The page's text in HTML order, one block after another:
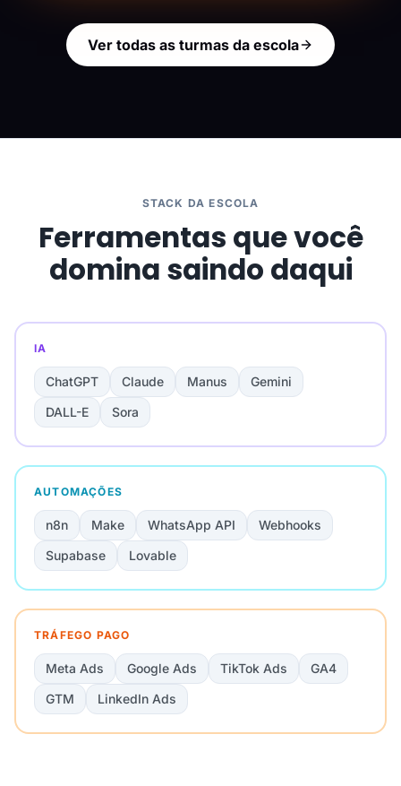
Ver todas as turmas da escola
STACK DA ESCOLA
Ferramentas que você
domina saindo daqui
IA
ChatGPT Claude Manus
Gemini
DALL-E
Sora
AUTOMAÇÕES
n8n Make WhatsApp API
Webhooks
Supabase
Lovable
TRÁFEGO PAGO
Meta Ads Google Ads TikTok Ads
GA4
GTM
LinkedIn Ads